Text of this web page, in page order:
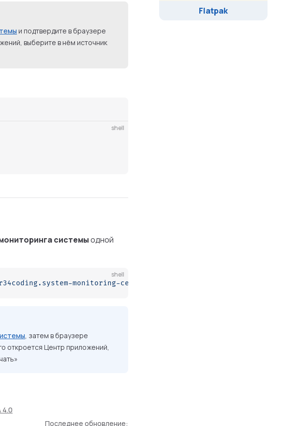
Flatpak
и подтвердите в браузере
выберите в нём источник
shell
системыодной
shell
monitoring-center
, затем в браузере
откроется Центр приложений,
4.0
Последнее обновление: